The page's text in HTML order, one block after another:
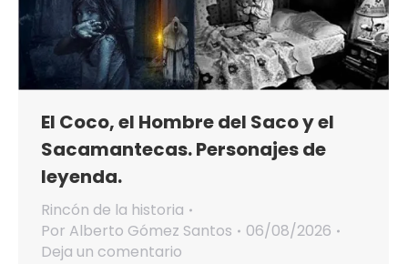
El Coco, el Hombre del Saco y el
Sacamantecas. Personajes de
leyenda.
Rincón de la historia
Por Alberto Gómez Santos
06/08/2026
Deja un comentario